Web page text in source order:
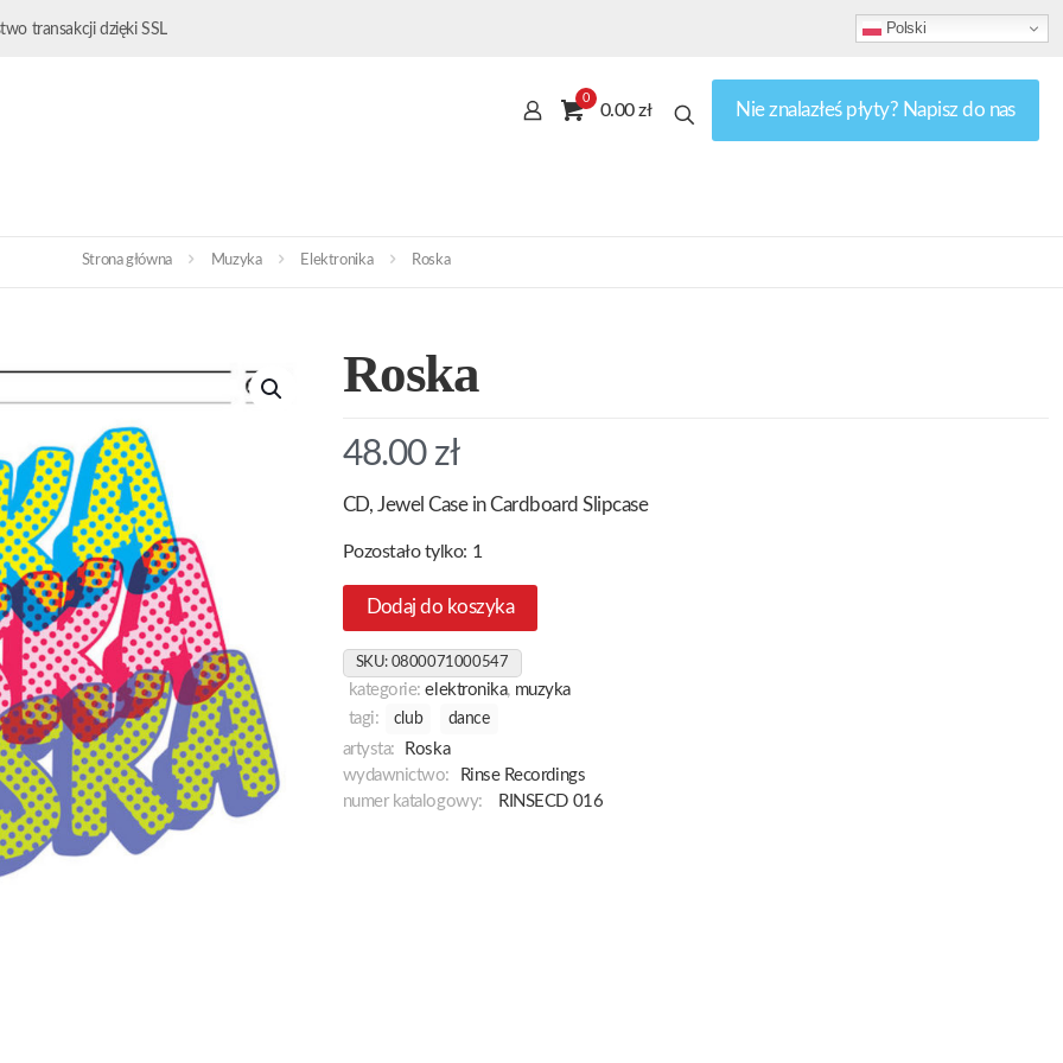
transakcji dzięki SSL Polski
0
0.00 zł Nie znalazłeś płyty? Napisz do nas
Strona główna Muzyka Elektronika Roska
Roska
48.00 zł
CD, Jewel Case in Cardboard Slipcase
Pozostało tylko: 1
Dodaj do koszyka
SKU: 0800071000547
kategorie:elektronika, muzyka
tagi:
club dance
artysta:
Roska
wydawnictwo:
Rinse Recordings
numer katalogowy:
RINSECD 016